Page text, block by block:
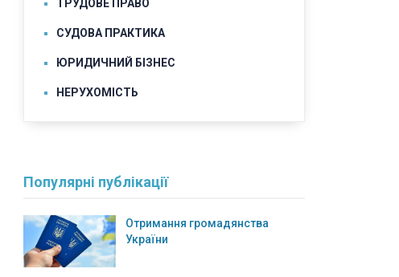
ТРУДОВЕ ПРАВО
СУДОВА ПРАКТИКА
ЮРИДИЧНИЙ БІЗНЕС
НЕРУХОМІСТЬ
Популярні публікації
Отримання громадянства
України